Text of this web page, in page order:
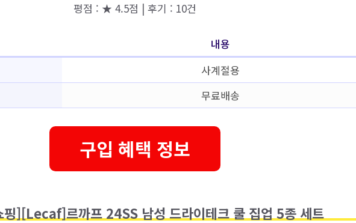
평점 : ★ 4.5점 | 후기 : 10건
내용
사계절용
무료배송
구입 혜택 정보
][Lecaf]르까프 24SS 남성 드라이테크 쿨 집업 5종 세트